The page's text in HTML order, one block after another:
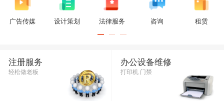
广告传媒 设计策划 法律服务 咨询 租赁
注册服务
轻松做老板
办公设备维修
打印机 门禁